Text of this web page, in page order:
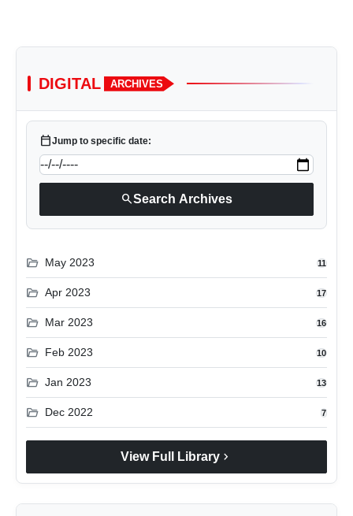
DIGITAL ARCHIVES
calendar_todayJump to specific date:
searchSearch Archives
folder_open May 2023 11
folder_open Apr 2023 17
folder_open Mar 2023 16
folder_open Feb 2023 10
folder_open Jan 2023 13
folder_open Dec 2022 7
View Full Library chevron_right